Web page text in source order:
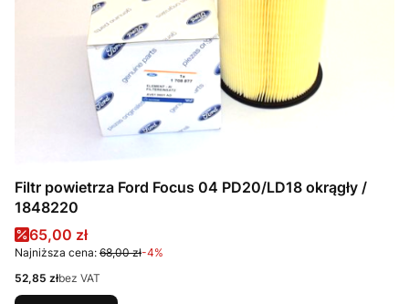
Filtr powietrza Ford Focus 04 PD20/LD18 okrągły /
1848220
Cena promocyjna
65,00 zł
Najniższa cena: 68,00 zł-4%
Cena
52,85 złbez VAT